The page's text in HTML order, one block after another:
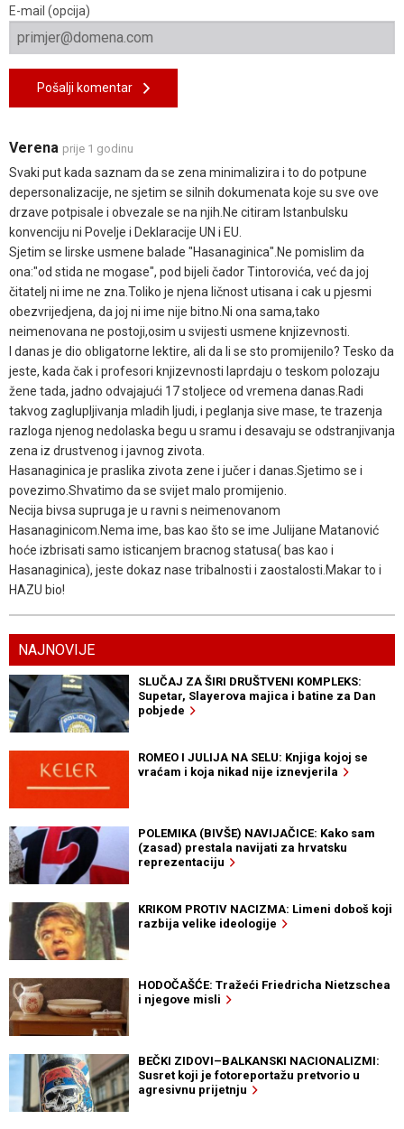
E-mail (opcija)
Pošalji komentar
Verena prije 1 godinu
Svaki put kada saznam da se zena minimalizira i to do potpune
depersonalizacije, ne sjetim se silnih dokumenata koje su sve ove
drzave potpisale i obvezale se na njih.Ne citiram Istanbulsku
konvenciju ni Povelje i Deklaracije UN i EU.
Sjetim se lirske usmene balade "Hasanaginica".Ne pomislim da
ona:"od stida ne mogase", pod bijeli čador Tintorovića, već da joj
čitatelj ni ime ne zna.Toliko je njena ličnost utisana i cak u pjesmi
obezvrijedjena, da joj ni ime nije bitno.Ni ona sama,tako
neimenovana ne postoji,osim u svijesti usmene knjizevnosti.
I danas je dio obligatorne lektire, ali da li se sto promijenilo? Tesko da
jeste, kada čak i profesori knjizevnosti laprdaju o teskom polozaju
žene tada, jadno odvajajući 17 stoljece od vremena danas.Radi
takvog zaglupljivanja mladih ljudi, i peglanja sive mase, te trazenja
razloga njenog nedolaska begu u sramu i desavaju se odstranjivanja
zena iz drustvenog i javnog zivota.
Hasanaginica je praslika zivota zene i jučer i danas.Sjetimo se i
povezimo.Shvatimo da se svijet malo promijenio.
Necija bivsa supruga je u ravni s neimenovanom
Hasanaginicom.Nema ime, bas kao što se ime Julijane Matanović
hoće izbrisati samo isticanjem bracnog statusa( bas kao i
Hasanaginica), jeste dokaz nase tribalnosti i zaostalosti.Makar to i
HAZU bio!
NAJNOVIJE
SLUČAJ ZA ŠIRI DRUŠTVENI KOMPLEKS:
Supetar, Slayerova majica i batine za Dan
pobjede
ROMEO I JULIJA NA SELU: Knjiga kojoj se
vraćam i koja nikad nije iznevjerila
POLEMIKA (BIVŠE) NAVIJAČICE: Kako sam
(zasad) prestala navijati za hrvatsku
reprezentaciju
KRIKOM PROTIV NACIZMA: Limeni doboš koji
razbija velike ideologije
HODOČAŠĆE: Tražeći Friedricha Nietzschea
i njegove misli
BEČKI ZIDOVI–BALKANSKI NACIONALIZMI:
Susret koji je fotoreportažu pretvorio u
agresivnu prijetnju